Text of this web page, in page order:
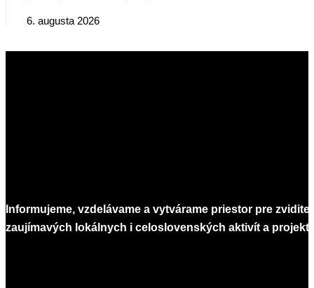
6. augusta 2026
Informujeme, vzdelávame a vytvárame priestor pre
zaujímavých lokálnych i celoslovenských aktivít a